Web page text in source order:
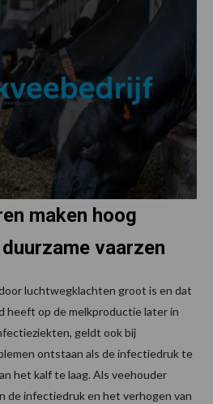
maken hoog
vaarzen
luchtwegklachten groot is en dat
heeft op de melkproductie later in
geldt ook bij
ontstaan als de infectiedruk te
het kalf te laag. Als veehouder
de infectiedruk en het verhogen van